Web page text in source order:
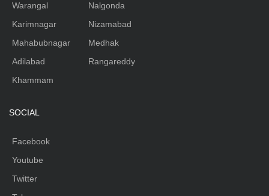
Warangal
Karimnagar
Mahabubnagar
Adilabad
Khammam
Nalgonda
Nizamabad
Medhak
Rangareddy
SOCIAL
Facebook
Youtube
Twitter